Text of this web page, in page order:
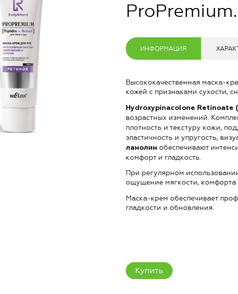
ИНФОРМАЦИЯ
Высококачественная маска-
кожей с признаками сухости,
Hydroxypinacolone Retinoate
возрастных изменений.
плотность и текстуру кожи,
эластичность и упругость,
ланолин обеспечивают
комфорт и гладкость.
При регулярном
ощущение мягкости, комфорта
Маска-крем обеспечивает
гладкости и обновления.
Купить